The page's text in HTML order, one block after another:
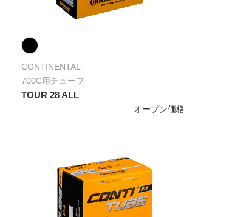
CONTINENTAL
700C用チューブ
TOUR 28 ALL
オープン価格